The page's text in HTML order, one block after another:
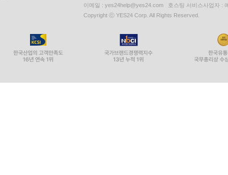
이메일 : yes24help@yes24.com 호스팅 서비스사업자 :
Copyright ⓒ YES24 Corp. All Rights Reserved.